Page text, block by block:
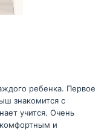
ребенка. Первое
знакомится с
учится. Очень
и